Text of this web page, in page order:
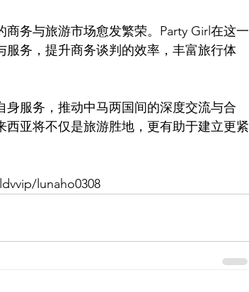
务与旅游市场愈发繁荣。Party Girl在这一
务，提升商务谈判的效率，丰富旅行体
服务，推动中马两国间的深度交流与合
亚将不仅是旅游胜地，更有助于建立更紧
lunaho0308